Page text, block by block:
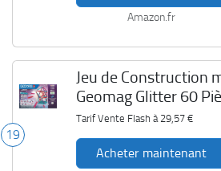
Amazon.fr
19
Jeu de Construction
Geomag Glitter 60
Tarif Vente Flash à 29,57 €
Acheter maintenant